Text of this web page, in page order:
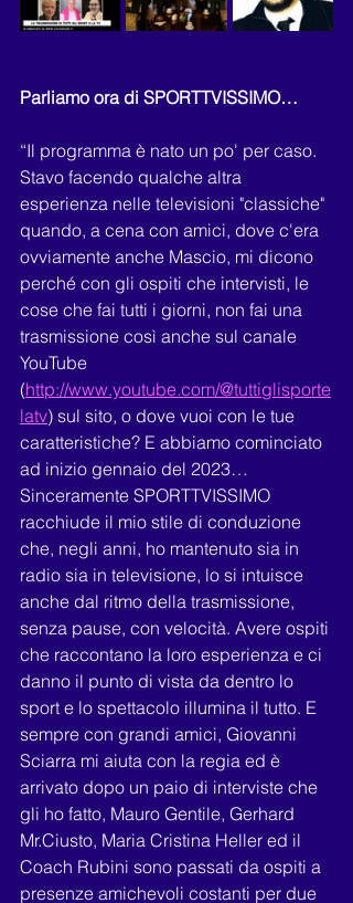
Parliamo ora di SPORTTVISSIMO…
“Il programma è nato un po' per caso.
Stavo facendo qualche altra
esperienza nelle televisioni "classiche"
quando, a cena con amici, dove c'era
ovviamente anche Mascio, mi dicono
perché con gli ospiti che intervisti, le
cose che fai tutti i giorni, non fai una
trasmissione così anche sul canale
YouTube
(http://www.youtube.com/@tuttiglisporte
latv) sul sito, o dove vuoi con le tue
caratteristiche? E abbiamo cominciato
ad inizio gennaio del 2023…
Sinceramente SPORTTVISSIMO
racchiude il mio stile di conduzione
che, negli anni, ho mantenuto sia in
radio sia in televisione, lo si intuisce
anche dal ritmo della trasmissione,
senza pause, con velocità. Avere ospiti
che raccontano la loro esperienza e ci
danno il punto di vista da dentro lo
sport e lo spettacolo illumina il tutto. E
sempre con grandi amici, Giovanni
Sciarra mi aiuta con la regia ed è
arrivato dopo un paio di interviste che
gli ho fatto, Mauro Gentile, Gerhard
Mr.Ciusto, Maria Cristina Heller ed il
Coach Rubini sono passati da ospiti a
presenze amichevoli costanti per due